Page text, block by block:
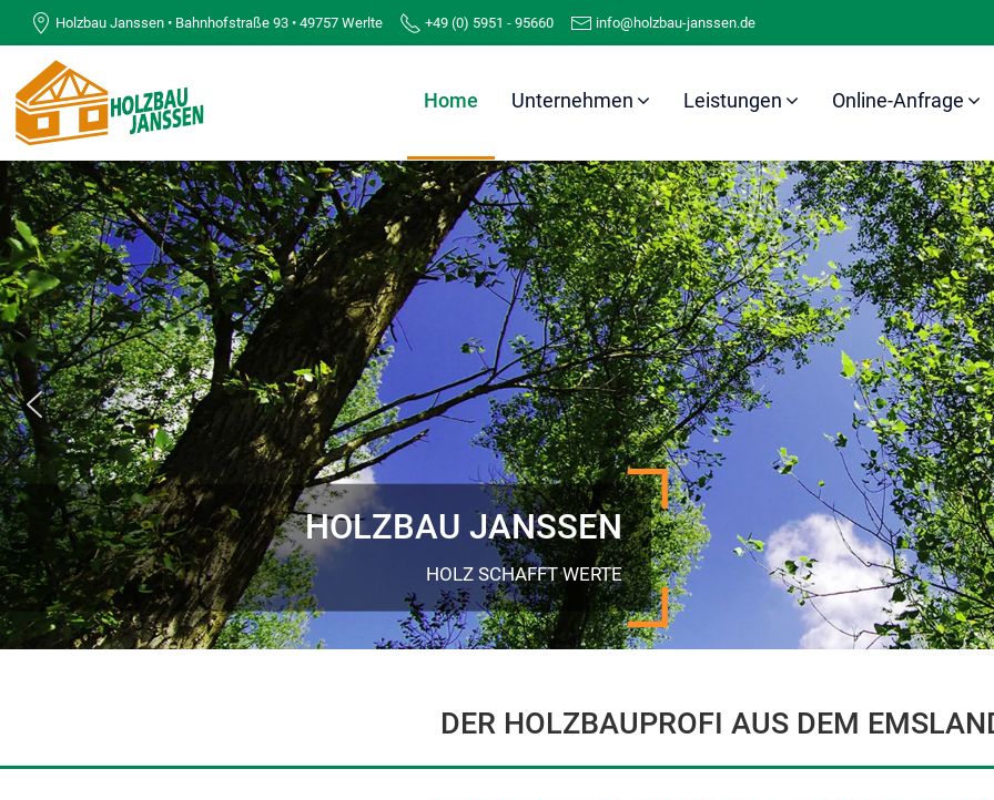
Holzbau Janssen • Bahnhofstraße 93 • 49757 Werlte +49 (0) 5951 - 95660 info@holzbau-janssen.de
Home Unternehmen Leistungen Online-Anfrage
HOLZ SCHAFFT WERTE
HOLZBAU JANSSEN
DER HOLZBAUPROFI AUS DEM